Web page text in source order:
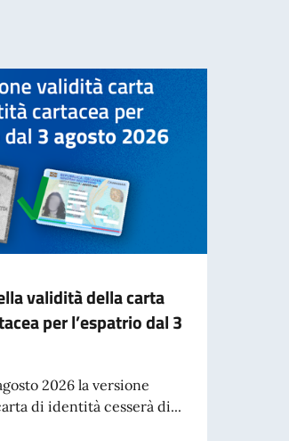
validità della carta
per l’espatrio dal 3
2026 la versione
di identità cesserà di...